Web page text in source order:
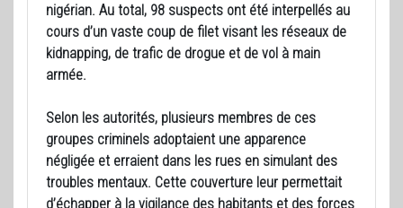
nigérian. Au total, 98 suspects ont été interpellés au
cours d’un vaste coup de filet visant les réseaux de
kidnapping, de trafic de drogue et de vol à main
armée.
Selon les autorités, plusieurs membres de ces
groupes criminels adoptaient une apparence
négligée et erraient dans les rues en simulant des
troubles mentaux. Cette couverture leur permettait
d’échapper à la vigilance des habitants et des forces